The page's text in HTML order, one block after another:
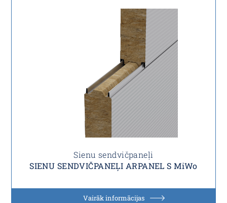
Sienu sendvičpaneļi
SIENU SENDVIČPANEĻI ARPANEL S MiWo
Vairāk informācijas